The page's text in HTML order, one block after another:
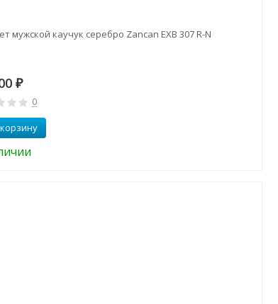
мужской каучук серебро Zancan EXB 307 R-N
₽
0